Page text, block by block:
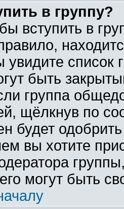
в группу?
вступить в
увидите список
быть
группа
щёлкнув по
будет
вы хотите
могут быть